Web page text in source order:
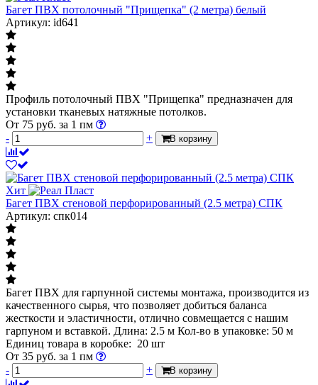
Багет ПВХ потолочный "Прищепка" (2 метра) белый
Артикул: id641
Профиль потолочный ПВХ "Прищепка" предназначен для
установки тканевых натяжные потолков.
От 75 руб. за 1 пм
-
+ В корзину
Хит
Багет ПВХ стеновой перфорированный (2.5 метра) СПК
Артикул: спк014
Багет ПВХ для гарпунной системы монтажа, производится из
качественного сырья, что позволяет добиться баланса
жесткости и эластичности, отлично совмещается с нашим
гарпуном и вставкой. Длина: 2.5 м Кол-во в упаковке: 50 м
Единиц товара в коробке: 20 шт
От 35 руб. за 1 пм
-
+ В корзину